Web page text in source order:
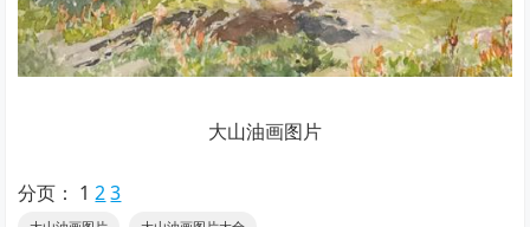
大山油画图片
分页： 1 2 3